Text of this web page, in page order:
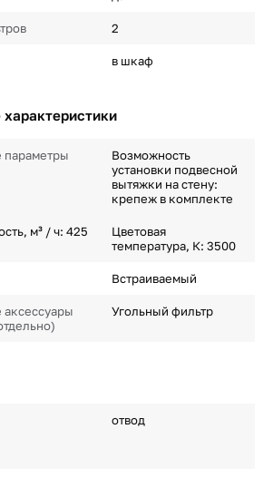
2
в шкаф
параметры
Возможность
установки подвесной
вытяжки на стену:
крепеж в комплекте
м³ / ч: 425
Цветовая
температура, К: 3500
Встраиваемый
Угольный фильтр
отвод